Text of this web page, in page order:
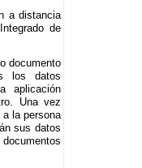
a distancia
de
documento
los datos
aplicación
Una vez
la persona
sus datos